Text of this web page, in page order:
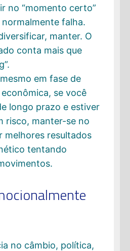
no “momento certo”
falha.
manter. O
conta mais que
em fase de
se você
longo prazo e estiver
risco, manter-se no
melhores resultados
tentando
no câmbio, política,